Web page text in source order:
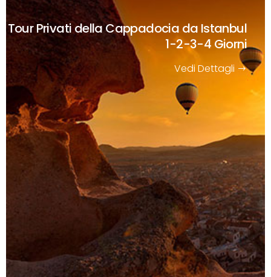
Tour Privati della Cappadocia da Istanbul
1-2-3-4 Giorni
Vedi Dettagli